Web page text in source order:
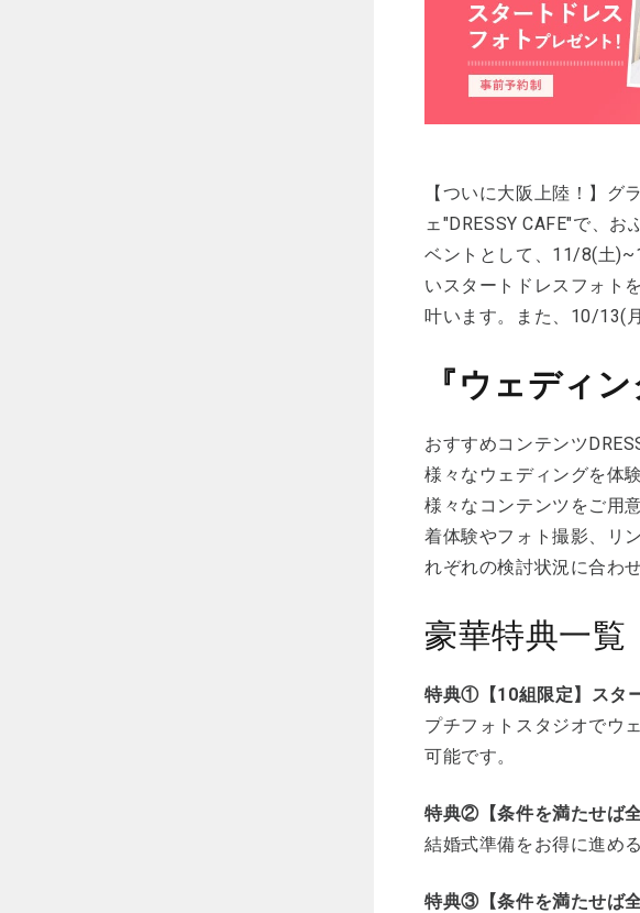
【ついに大阪上陸！】
ェ"DRESSY CAFE"で、
ベントとして、11/8(土
いスタートドレスフォト
叶います。また、10/13(
『ウェディ
おすすめコンテンツ
様々なウェディングを体
様々なコンテンツをご用
着体験やフォト撮影、リ
れぞれの検討状況に合わ
豪華特典一覧
特典①【10組限定】スタ
プチフォトスタジオでウ
可能です。
特典②【条件を満たせば
結婚式準備をお得に進め
特典③【条件を満たせば